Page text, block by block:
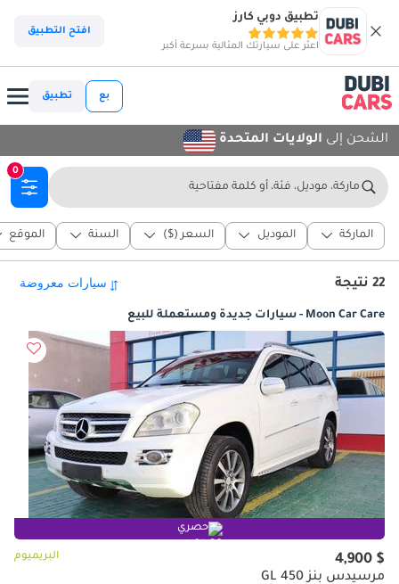
تطبيق دوبي كارز
اعثر على سيارتك المثالية بسرعة أكبر
افتح التطبيق
بع تطبيق
الشحن إلى الولايات المتحدة
ماركة، موديل، فئة، أو كلمة مفتاحية
0
الماركة الموديل السعر ($) السنة الموقع
22 نتيجة
Moon Car Care - سيارات جديدة ومستعملة للبيع
حصري
$ 4,900 البريميوم
مرسيدس بنز GL 450